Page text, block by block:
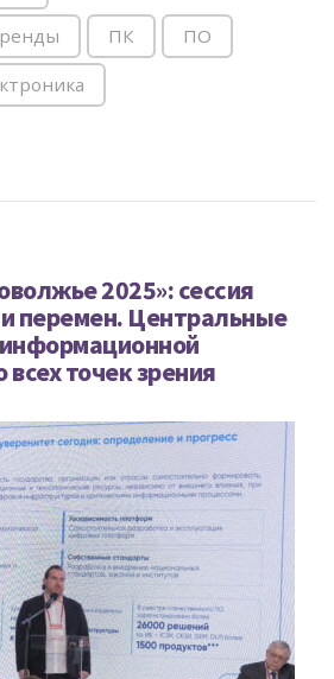
ПК ПО
2025»: сессия
перемен. Центральные
всех точек зрения